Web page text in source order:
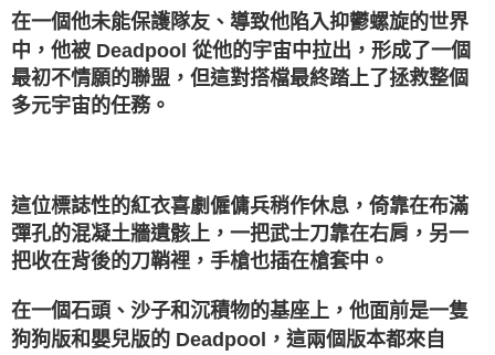
消。如遇「轉專審核」未通過狀況，表示未達大哥付你分期系統評分，恕無
法說明評估內容。
【繳款方式說明】
1.分期款項不併入電信帳單，「大哥付你分期」於每月結算日後寄送繳費提
醒簡訊。
2.透過簡訊連結打開帳單後，可選擇「超商條碼／台灣大直營門市／銀行轉
1.本服務係由「台灣大哥大股份有限公司」（以下簡稱本公司）所提供，讓
用戶於交易時，得透過本服務購買商品或服務，並由商店將買賣／分期付款
買賣價金債權讓與本公司後，依約使用本公司帳單繳交帳款。
2.基於同意付款使用「大哥付你分期」之契約關係目的，商店將以您的個人
由本公司與您本人進行分期帳單所需資料之確認、核對及更正。
3.完整用戶服務條款，請詳閱以下連結：https://oppay.tw/userRule
１．簡單：不需註冊會員、不需綁卡、不需儲值。
２．便利：只要手機號碼，簡訊認證，即可結帳。
３．安心：先確認商品／服務後，再付款。
【「AFTEE先享後付」結帳流程】
１．於結帳方式選擇「AFTEE先享後付」後，將跳轉至「AFTEE先享後付」
※ 請注意：結帳手續完成當下不需立刻繳費，但若您需要取消訂單，請聯絡
購買商品的店家。未經商家同意取消之訂單仍視為有效，需透過AFTEE先享
後付繳納相關費用。
※ 交易是否成功請以「AFTEE先享後付 」之結帳頁面顯示為準，若有關於
客戶支援中心」https://netprotections.freshdesk.com/support/home
【注意事項】
運送方式
宅配
每筆NT$120，滿NT$1,200(含以上)免運費
在一個他未能保護隊友、導致他陷入抑鬱螺旋的世界
中，他被 Deadpool 從他的宇宙中拉出，形成了一個
最初不情願的聯盟，但這對搭檔最終踏上了拯救整個
多元宇宙的任務。
這位標誌性的紅衣喜劇僱傭兵稍作休息，倚靠在布滿
彈孔的混凝土牆遺骸上，一把武士刀靠在右肩，另一
把收在背後的刀鞘裡，手槍也插在槍套中。
在一個石頭、沙子和沉積物的基座上，他面前是一隻
狗狗版和嬰兒版的 Deadpool，這兩個版本都來自